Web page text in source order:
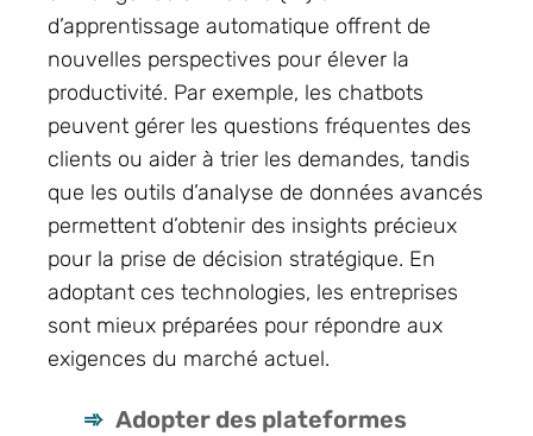
d’apprentissage automatique offrent de
nouvelles perspectives pour élever la
productivité. Par exemple, les chatbots
peuvent gérer les questions fréquentes des
clients ou aider à trier les demandes, tandis
que les outils d’analyse de données avancés
permettent d’obtenir des insights précieux
pour la prise de décision stratégique. En
adoptant ces technologies, les entreprises
sont mieux préparées pour répondre aux
exigences du marché actuel.
Adopter des plateformes